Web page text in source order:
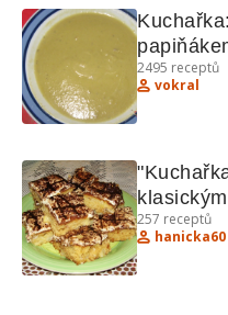
2495 receptů
vokral
257 receptů
hanicka60